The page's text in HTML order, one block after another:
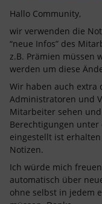
Hallo Community,
wir verwenden die
“neue Infos” des
z.B. Prämien müssen
werden um diese
Wir haben auch extra
Administratoren und
Mitarbeiter sehen
Berechtigungen
eingestellt ist
Notizen.
Ich würde mich
automatisch über
ohne selbst in jedem